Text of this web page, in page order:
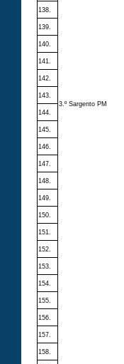
3.º Sargento PM
138.
139.
140.
141.
142.
143.
144.
145.
146.
147.
148.
149.
150.
151.
152.
153.
154.
155.
156.
157.
158.